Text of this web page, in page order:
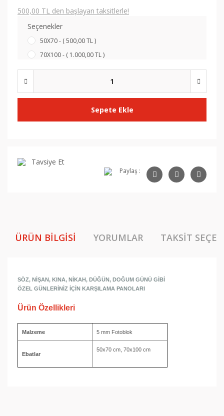
500,00 TL den başlayan taksitlerle!
Seçenekler
50X70 - ( 500,00 TL )
70X100 - ( 1.000,00 TL )
Sepete Ekle
Tavsiye Et
Paylaş :
ÜRÜN BILGISI YORUMLAR TAKSIT
SÖZ, NİŞAN, KINA, NİKAH, DÜĞÜN, DOĞUM GÜNÜ GİBİ
ÖZEL GÜNLERİNİZ İÇİN KARŞILAMA PANOLARI
Ürün Özellikleri
Malzeme 5 mm Fotoblok
Ebatlar
50x70 cm, 70x100 cm